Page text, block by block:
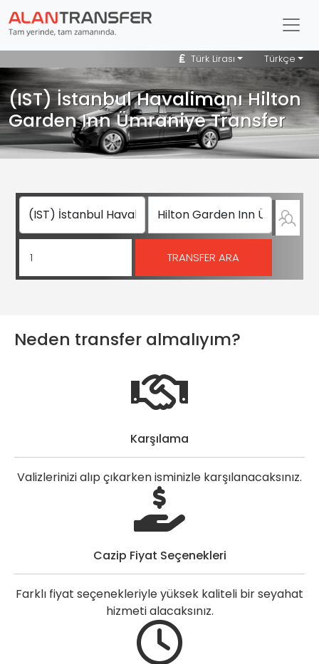
Türk Lirası Türkçe
(IST) İstanbul Havalimanı Hilton
Garden Inn Ümraniye Transfer
Neden transfer almalıyım?
Karşılama
Valizlerinizi alıp çıkarken isminizle karşılanacaksınız.
Cazip Fiyat Seçenekleri
Farklı fiyat seçenekleriyle yüksek kaliteli bir seyahat
hizmeti alacaksınız.